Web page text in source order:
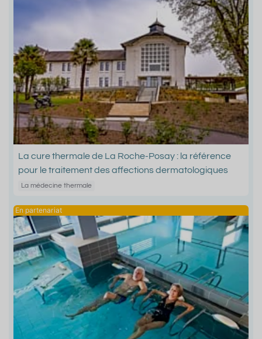
La cure thermale de La Roche-Posay : la référence
pour le traitement des affections dermatologiques
La médecine thermale